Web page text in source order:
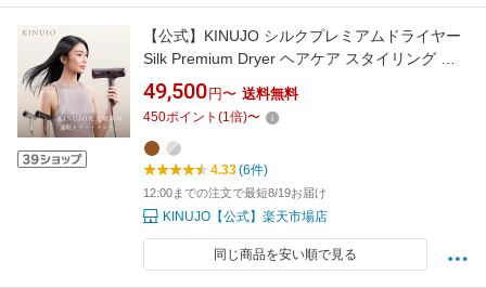
【公式】KINUJO シルクプレミアムドライヤー
Silk Premium Dryer ヘアケア スタイリング 大
風量 速乾 美艶 コンパクト 3種のモード 3種の
アタッチメントノズル 専用スタンド 簡単お手
入れ 絹女 キヌージョ キヌジョ メーカー保証1
年 ギフト プレゼント 誕生日 記念日
49,500 円〜 送料無料
450ポイント (1倍)〜
4.33(6件)
12:00までの注文で最短8/19お届け
KINUJO【公式】楽天市場店
同じ商品を安い順で見る